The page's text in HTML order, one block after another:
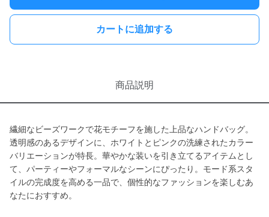
カートに追加する
商品説明
繊細なビーズワークで花モチーフを施した上品なハンドバッグ。
透明感のあるデザインに、ホワイトとピンクの洗練されたカラー
バリエーションが特長。華やかな装いを引き立てるアイテムとし
て、パーティーやフォーマルなシーンにぴったり。モード系スタ
イルの完成度を高める一品で、個性的なファッションを楽しむあ
なたにおすすめ。